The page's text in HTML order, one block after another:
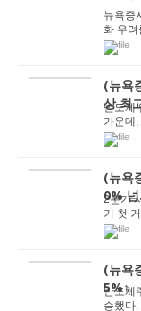
뉴욕증
화 우려
시장을
(뉴욕
상 최
반도체
가운데
세로 마
(뉴욕
0%
2분기
기 첫
한 차익
(뉴욕
5%↑
반도체
승했다